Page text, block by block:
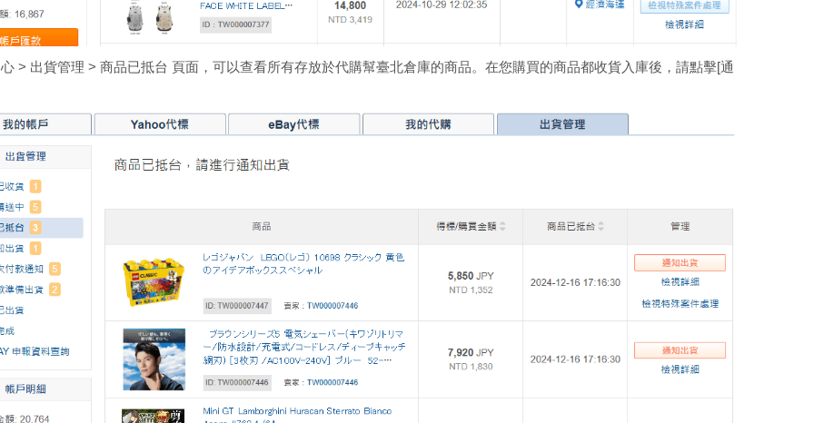
> 出貨管理 > 商品已抵台 頁面，可以查看所有存放於代購幫臺北倉庫的商品。在您購買的商品都收貨入庫後，請點擊[通